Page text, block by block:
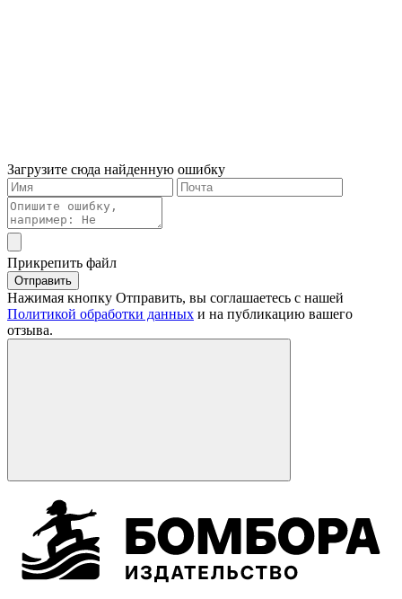
Загрузите сюда найденную ошибку
Прикрепить файл
Отправить
Нажимая кнопку Отправить, вы соглашаетесь с нашей
Политикой обработки данных и на публикацию вашего
отзыва.